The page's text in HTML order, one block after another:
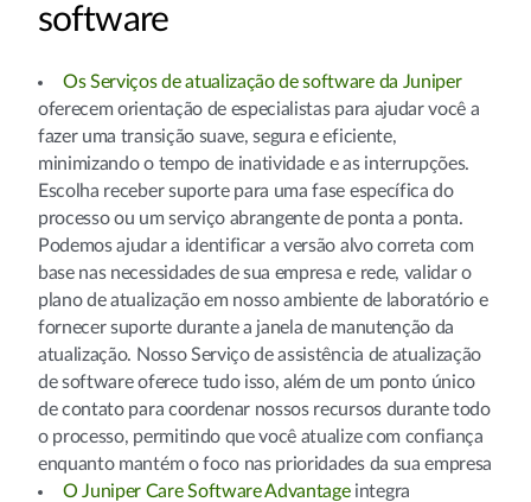
software
Os Serviços de atualização de software da Juniper
oferecem orientação de especialistas para ajudar você a
fazer uma transição suave, segura e eficiente,
minimizando o tempo de inatividade e as interrupções.
Escolha receber suporte para uma fase específica do
processo ou um serviço abrangente de ponta a ponta.
Podemos ajudar a identificar a versão alvo correta com
base nas necessidades de sua empresa e rede, validar o
plano de atualização em nosso ambiente de laboratório e
fornecer suporte durante a janela de manutenção da
atualização. Nosso Serviço de assistência de atualização
de software oferece tudo isso, além de um ponto único
de contato para coordenar nossos recursos durante todo
o processo, permitindo que você atualize com confiança
enquanto mantém o foco nas prioridades da sua empresa
O Juniper Care Software Advantageintegra